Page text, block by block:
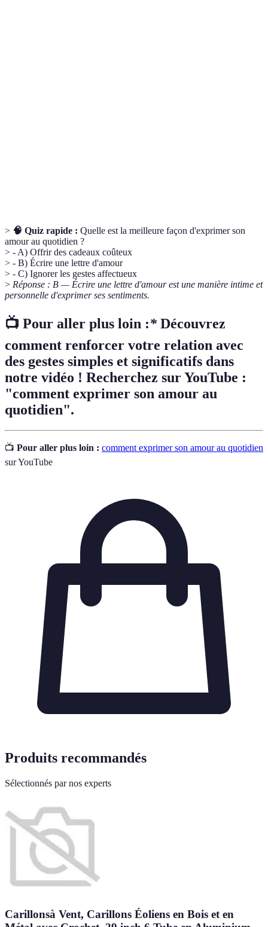
> 🧠 Quiz rapide : Quelle est la meilleure façon d'exprimer son
amour au quotidien ?
> - A) Offrir des cadeaux coûteux
> - B) Écrire une lettre d'amour
> - C) Ignorer les gestes affectueux
> Réponse : B — Écrire une lettre d'amour est une manière intime et
personnelle d'exprimer ses sentiments.
📺 Pour aller plus loin :* Découvrez
comment renforcer votre relation avec
des gestes simples et significatifs dans
notre vidéo ! Recherchez sur YouTube :
"comment exprimer son amour au
quotidien".
📺 Pour aller plus loin : comment exprimer son amour au quotidien
sur YouTube
Produits recommandés
Sélectionnés par nos experts
Carillonsà Vent, Carillons Éoliens en Bois et en